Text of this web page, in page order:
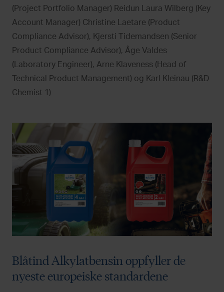
(Project Portfolio Manager) Reidun Laura Wilberg (Key
Account Manager) Christine Laetare (Product
Compliance Advisor), Kjersti Tidemandsen (Senior
Product Compliance Advisor), Åge Valdes
(Laboratory Engineer), Arne Klaveness (Head of
Technical Product Management) og Karl Kleinau (R&D
Chemist 1)
Blåtind Alkylatbensin oppfyller de
nyeste europeiske standardene